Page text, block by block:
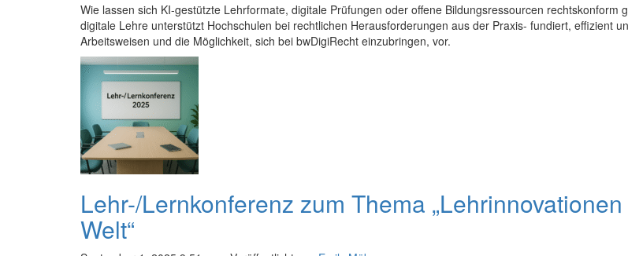
Wie lassen sich KI-gestützte Lehrformate, digitale Prüfungen oder offene Bildungsressourcen
digitale Lehre unterstützt Hochschulen bei rechtlichen Herausforderungen aus der Praxis- fundiert, effizient
Arbeitsweisen und die Möglichkeit, sich bei bwDigiRecht einzubringen, vor.
Lehr-/Lernkonferenz zum Thema
Welt“